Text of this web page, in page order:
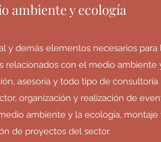
ambiente y ecología
y demás elementos necesarios para
relacionados con el medio ambiente
asesoría y todo tipo de consultoría
organización y realización de
ambiente y la ecología, montaje
de proyectos del sector.